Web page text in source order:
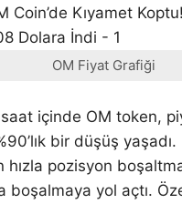
OM Fiyat Grafiği
saat içinde OM token,
bir düşüş
hızla pozisyon
boşalmaya yol açtı.